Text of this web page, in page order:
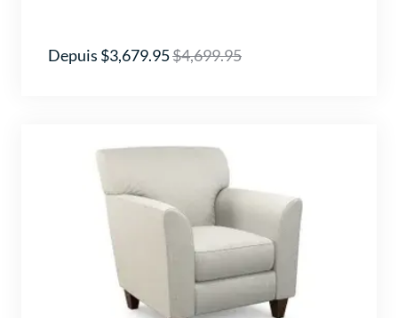
Depuis $3,679.95$4,699.95